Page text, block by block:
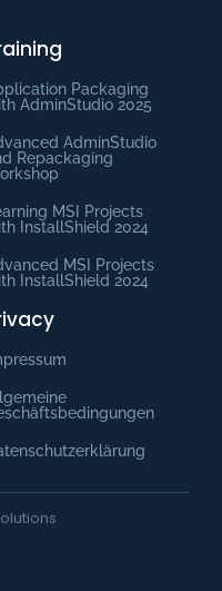
Packaging
AdminStudio​ 2025
AdminStudio
Repackaging
MSI Projects
InstallShield 2024
MSI Projects
InstallShield 2024